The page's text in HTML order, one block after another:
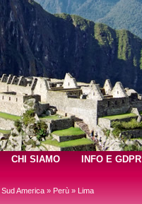
CHI SIAMO INFO E GDPR
Sud America» Perù» Lima